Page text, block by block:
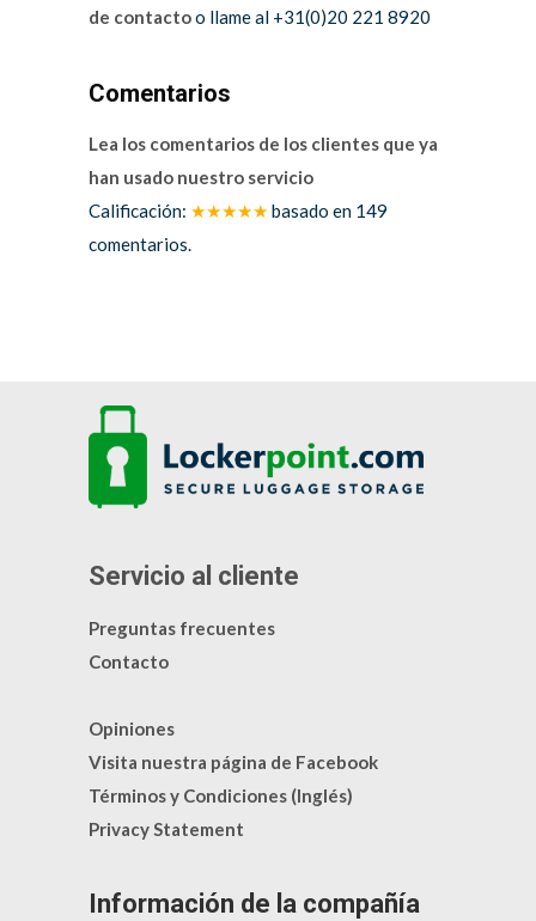
de contactoo llame al +31(0)20 221 8920
Comentarios
Lea los comentarios de los clientes que ya
han usado nuestro servicio
Calificación: ★★★★★ basado en 149
comentarios.
Servicio al cliente
Preguntas frecuentes
Contacto
Opiniones
Visita nuestra página de Facebook
Términos y Condiciones (Inglés)
Privacy Statement
Información de la compañía